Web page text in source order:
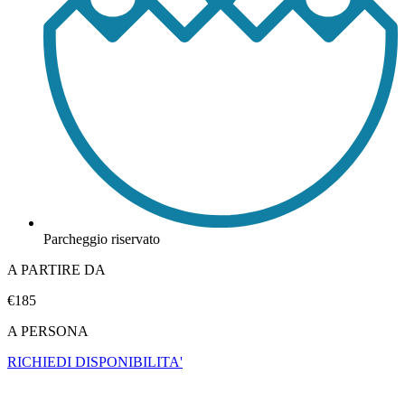
Parcheggio riservato
A PARTIRE DA
€185
A PERSONA
RICHIEDI DISPONIBILITA'